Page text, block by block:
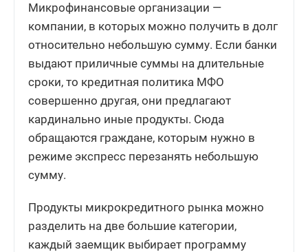
Микрофинансовые организации —
компании, в которых можно получить в долг
относительно небольшую сумму. Если банки
выдают приличные суммы на длительные
сроки, то кредитная политика МФО
совершенно другая, они предлагают
кардинально иные продукты. Сюда
обращаются граждане, которым нужно в
режиме экспресс перезанять небольшую
сумму.
Продукты микрокредитного рынка можно
разделить на две большие категории,
каждый заемщик выбирает программу